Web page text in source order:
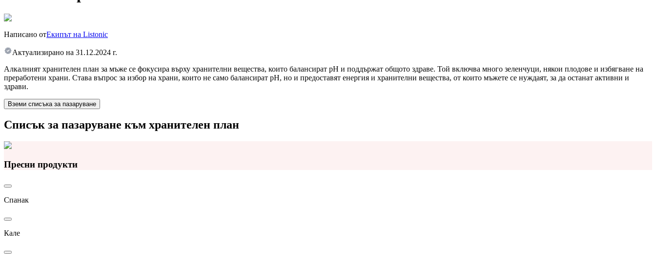
Написано отЕкипът на Listonic
Актуализирано на 31.12.2024 г.
Алкалният хранителен план за мъже се фокусира върху хранителни вещества, които балансират pH и поддържат общото здраве. Той включва много зеленчуци, някои плодове и избягване на
преработени храни. Става въпрос за избор на храни, които не само балансират pH, но и предоставят енергия и хранителни вещества, от които мъжете се нуждаят, за да останат активни и
здрави.
Вземи списъка за пазаруване
Списък за пазаруване към хранителен план
Пресни продукти
Спанак
Кале